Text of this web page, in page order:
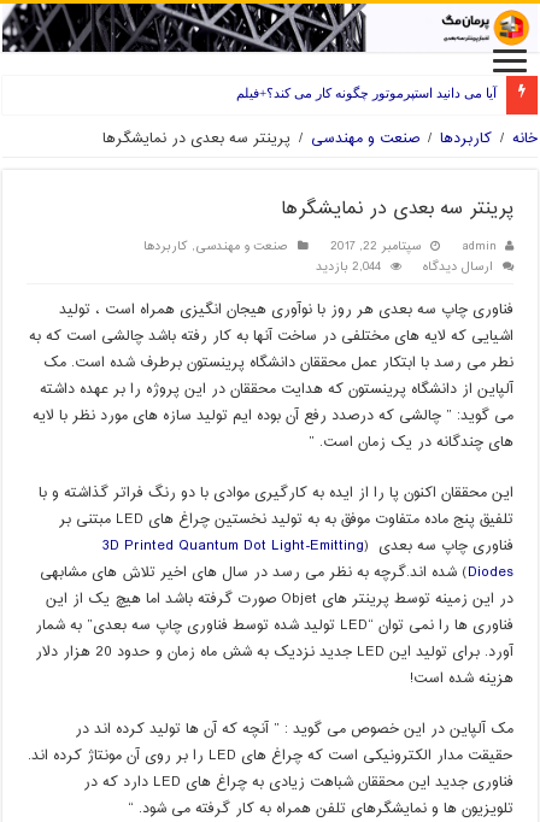
آیا می دانید استپرموتور چگونه کار می کند؟+فیلم
راه های انتخاب فیلامنت خوب برای پرینتر سه بعدی
خانه / کاربردها / صنعت و مهندسی / پرینتر سه بعدی در نمایشگرها
پرینتر سه بعدی در نمایشگرها
admin سپتامبر 22, 2017 صنعت و مهندسی, کاربردها
ارسال دیدگاه
2,044 بازدید
فناوری چاپ سه بعدی هر روز با نوآوری هیجان انگیزی همراه است ، تولید
اشیایی که لایه های مختلفی در ساخت آنها به کار رفته باشد چالشی است که به
نطر می رسد با ابتکار عمل محققان دانشگاه پرینستون برطرف شده است. مک
آلپاین از دانشگاه پرینستون که هدایت محققان در این پروژه را بر عهده داشته
می گوید: ” چالشی که درصدد رفع آن بوده ایم تولید سازه های مورد نظر با لایه
های چندگانه در یک زمان است. ”
این محققان اکنون پا را از ایده به کارگیری موادی با دو رنگ فراتر گذاشته و با
تلفیق پنج ماده متفاوت موفق به به تولید نخستین چراغ های LED مبتنی بر
فناوری چاپ سه بعدی (3D Printed Quantum Dot Light-Emitting
Diodes) شده اند.گرچه به نظر می رسد در سال های اخیر تلاش های مشابهی
در این زمینه توسط پرینتر های Objet صورت گرفته باشد اما هیچ یک از این
فناوری ها را نمی توان “LED تولید شده توسط فناوری چاپ سه بعدی” به شمار
آورد. برای تولید این LED جدید نزدیک به شش ماه زمان و حدود 20 هزار دلار
هزینه شده است!
مک آلپاین در این خصوص می گوید : ” آنچه که آن ها تولید کرده اند در
حقیقت مدار الکترونیکی است که چراغ های LED را بر روی آن مونتاژ کرده اند.
فناوری جدید این محققان شباهت زیادی به چراغ های LED دارد که در
تلویزیون ها و نمایشگرهای تلفن همراه به کار گرفته می شود. “